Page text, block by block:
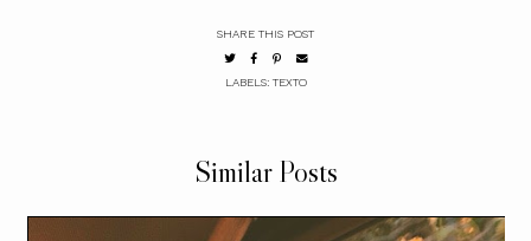
SHARE THIS POST
LABELS: TEXTO
Similar Posts